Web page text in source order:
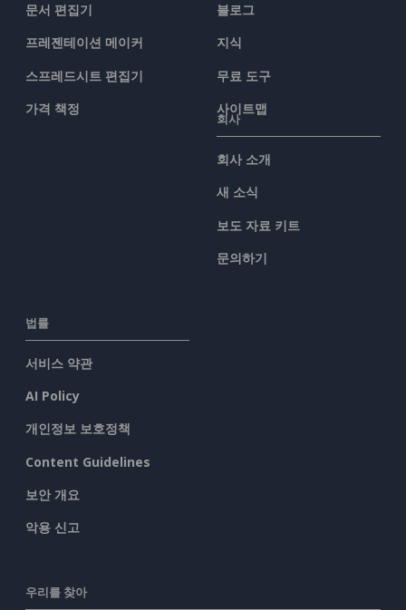
문서 편집기
프레젠테이션 메이커
스프레드시트 편집기
가격 책정
블로그
지식
무료 도구
사이트맵
회사
회사 소개
새 소식
보도 자료 키트
문의하기
법률
서비스 약관
AI Policy
개인정보 보호정책
Content Guidelines
보안 개요
악용 신고
우리를 찾아